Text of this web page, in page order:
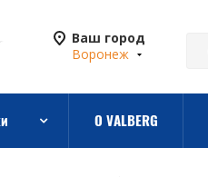
Ваш город
Воронеж
О VALBERG